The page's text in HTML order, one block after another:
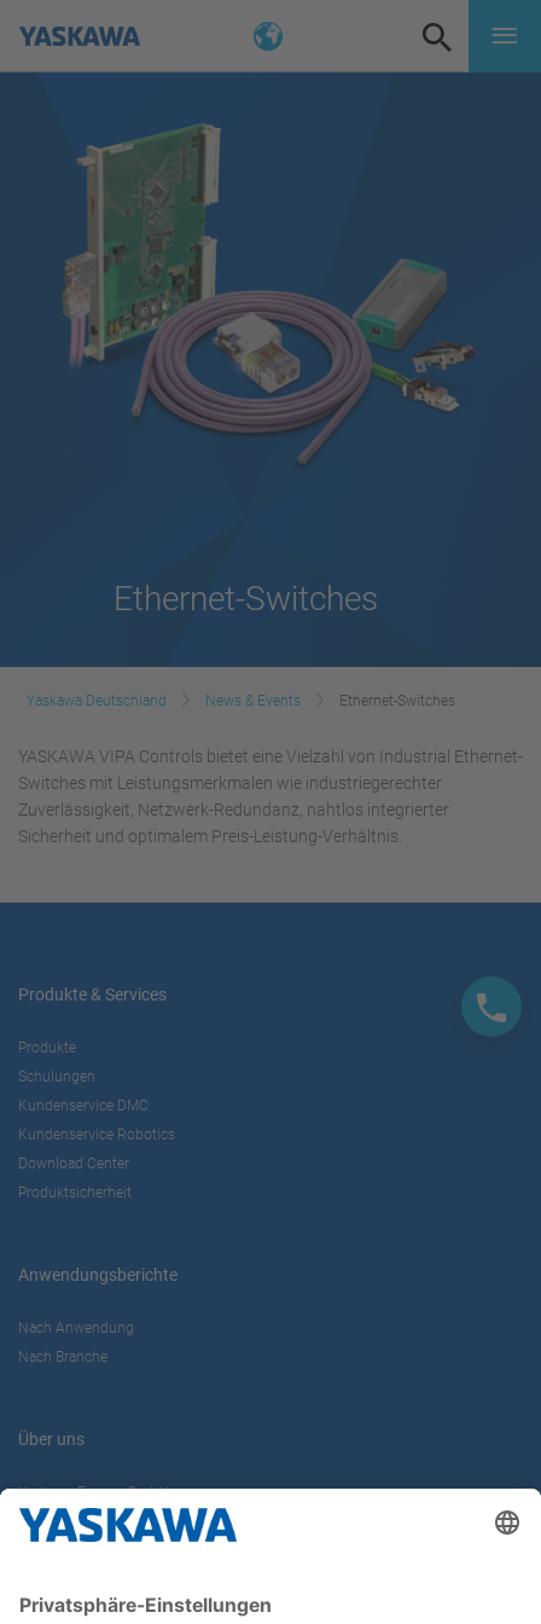
Ethernet-Switches
Yaskawa Deutschland News & Events Ethernet-Switches
YASKAWA VIPA Controls bietet eine Vielzahl von Industrial Ethernet-
Switches mit Leistungsmerkmalen wie industriegerechter
Zuverlässigkeit, Netzwerk-Redundanz, nahtlos integrierter
Sicherheit und optimalem Preis-Leistung-Verhältnis.
Produkte & Services
Produkte
Schulungen
Kundenservice DMC
Kundenservice Robotics
Download Center
Produktsicherheit
Anwendungsberichte
Nach Anwendung
Nach Branche
Über uns
Yaskawa Europe GmbH
Karriere
Newsletter